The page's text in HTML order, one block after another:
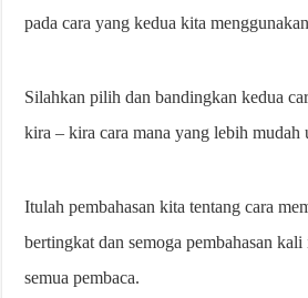
pada cara yang kedua kita
Silahkan pilih dan bandingkan kedua
kira – kira cara mana yang lebih mudah
Itulah pembahasan kita tentang cara
bertingkat dan semoga pembahasan
semua pembaca.